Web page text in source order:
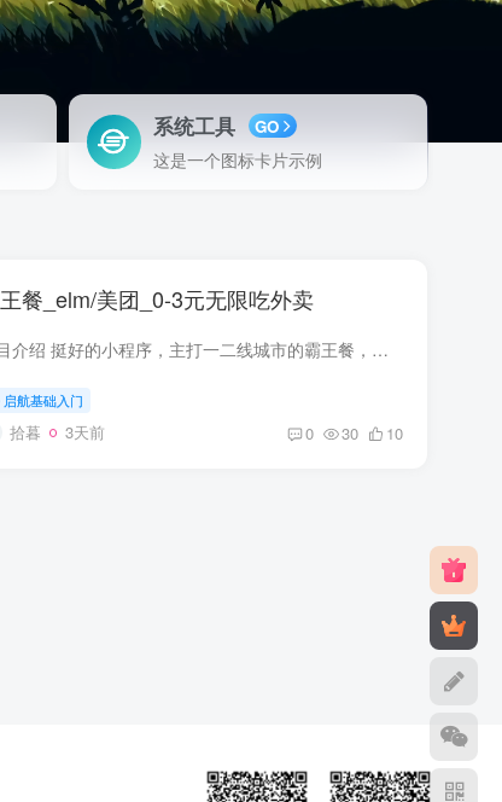
系统工具 GO
这是一个图标卡片示例
餐_elm/美团_0-3元无限吃外卖
项目介绍 挺好的小程序，主打一二线城市的霸王餐，比你领什么elm/美团红包实惠的多了，目前共有2家长期平台，服务地区不同，玩法一样，具体得自己注册看看你们地区是否能使用，如果能用的话，很...
启航基础入门
拾暮 3天前 0 30 10